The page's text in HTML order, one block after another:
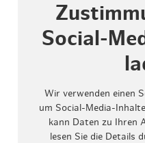
Social-
Wir verwenden einen
um Social-Media-
kann Daten zu Ihren
lesen Sie die Details